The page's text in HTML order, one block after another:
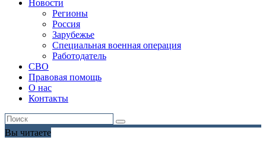
Новости
Регионы
Россия
Зарубежье
Специальная военная операция
Работодатель
СВО
Правовая помощь
О нас
Контакты
Вы читаете